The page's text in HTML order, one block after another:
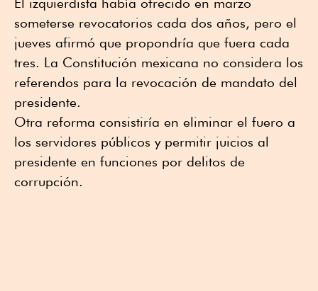
someterse revocatorios cada dos años, pero el
jueves afirmó que propondría que fuera cada
tres. La Constitución mexicana no considera los
referendos para la revocación de mandato del
presidente.
Otra reforma consistiría en eliminar el fuero a
los servidores públicos y permitir juicios al
presidente en funciones por delitos de
corrupción.